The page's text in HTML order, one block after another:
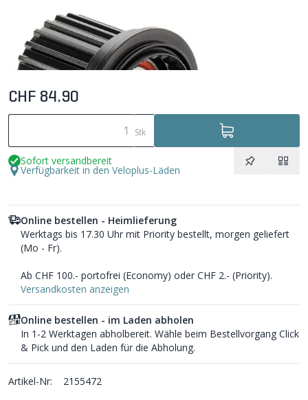
CHF 84.90
Stk
Sofort versandbereit
Verfügbarkeit in den Veloplus-Läden
Online bestellen - Heimlieferung
Werktags bis 17.30 Uhr mit Priority bestellt, morgen geliefert
(Mo - Fr).
Ab CHF 100.- portofrei (Economy) oder CHF 2.- (Priority).
Versandkosten anzeigen
Online bestellen - im Laden abholen
In 1-2 Werktagen abholbereit. Wähle beim Bestellvorgang Click
& Pick und den Laden für die Abholung.
Artikel-Nr: 2155472